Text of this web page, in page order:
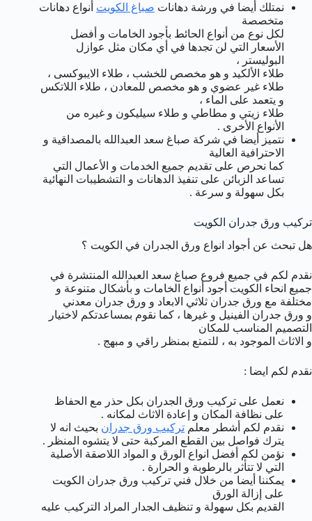
نمتلك أيضا في ورشة دهانات صباغ الكويت أنواع دهانات
متخصصة
لكل نوع من أنواع الحائط بأجود الخامات و أفضل
الأسعار التي لن تجدها في أي مكان مثل عوازل
البوليستر ،
طلاء الألكيد و هو مخصص للخشب ، طلاء الايبوكسى ،
طلاء غير عضوي و هو مخصص للمعادن ، طلاء اللاتكس
و يتعمد على الماء ،
طلاء زيتي و مطاطي و طلاء سيليكون و غيره من
الأنواع الأخرى .
نتميز أيضا في شركة صباغ سعد العبدالله بالمصداقية و
الاحترافية العالية
كما نحرص على تقديم جميع الخدمات و الأعمال التي
تساعد الزبائن على تنفيذ الدهانات و التشطيبات النهائية
بكل سهولة و سرعة .
تركيب ورق جدران الكويت
هل تبحث عن أجواد انواع ورق الجدران في الكويت ؟
نقدم لكم في جميع فروع صباغ سعد العبدالله المنتشرة في
جميع انحاء الكويت أجود أنواع الخامات و بأشكال متنوعة و
مختلفة مع ورق جدران ثلاثي الابعاد و ورق جدران معدني
و ورق جدران الفينيل و غيرها ، كما نقوم بمساعدتكم لاختيار
التصميم المناسب للمكان
و الاثاث الموجود به ، للتمتع بمنظر راقي و مبهج .
نقدم لكم ايضا :
نعمل على تركيب ورق الجدران بكل حذر مع الحفاظ
على نظافة المكان و إعادة الاثاث لمكانه .
نقدم لكم أشطر معلم تركيب ورق جدران بحيث انه لا
يترك فواصل بين القطع المركبة حتى لا يتشوه المنظر .
نؤمن لكم أفضل انواع الورق و المواد اللاصقة الأصلية
التي لا تتأثر بالرطوبة و الحرارة .
يمكننا أيضا من خلال فني تركيب ورق جدران الكويت
على إزالة الورق
القديم بكل سهولة و تنظيف الجدار المراد التركيب عليه